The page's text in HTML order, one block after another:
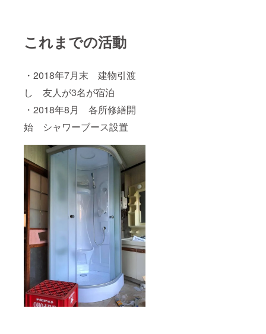
これまでの活動
・2018年7月末 建物引渡
し 友人が3名が宿泊
・2018年8月 各所修繕開
始 シャワーブース設置